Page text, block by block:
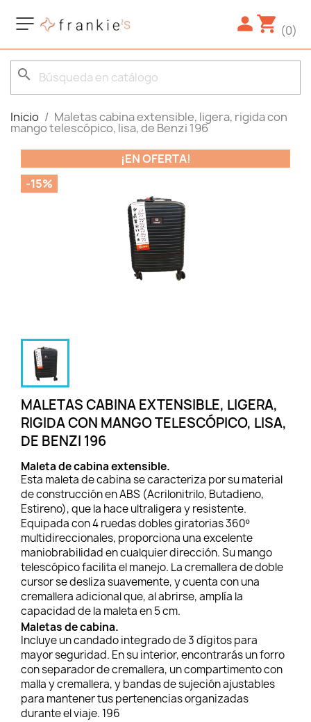
(0)
search
Inicio Maletas cabina extensible, ligera, rigida con
mango telescópico, lisa, de Benzi 196
¡EN OFERTA!
-15%
MALETAS CABINA EXTENSIBLE, LIGERA,
RIGIDA CON MANGO TELESCÓPICO, LISA,
DE BENZI 196
Maleta de cabina extensible.
Esta maleta de cabina se caracteriza por su material
de construcción en ABS (Acrilonitrilo, Butadieno,
Estireno), que la hace ultraligera y resistente.
Equipada con 4 ruedas dobles giratorias 360º
multidireccionales, proporciona una excelente
maniobrabilidad en cualquier dirección. Su mango
telescópico facilita el manejo. La cremallera de doble
cursor se desliza suavemente, y cuenta con una
cremallera adicional que, al abrirse, amplía la
capacidad de la maleta en 5 cm.
Maletas de cabina.
Incluye un candado integrado de 3 dígitos para
mayor seguridad. En su interior, encontrarás un forro
con separador de cremallera, un compartimento con
malla y cremallera, y bandas de sujeción ajustables
para mantener tus pertenencias organizadas
durante el viaje. 196